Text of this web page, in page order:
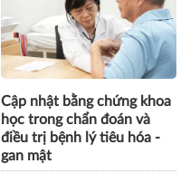
Cập nhật bằng chứng khoa
học trong chẩn đoán và
điều trị bệnh lý tiêu hóa -
gan mật